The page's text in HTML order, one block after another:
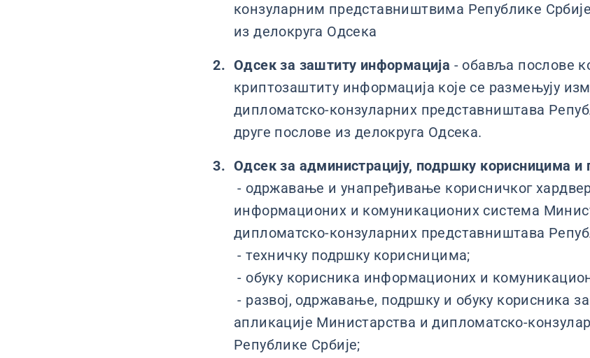
конзуларним представништвима Републике
из делокруга Одсека
Одсек за заштиту информација - обавља послове
криптозаштиту информација које се размењују
дипломатско-конзуларних представништава
друге послове из делокруга Одсека.
Одсек за администрацију, подршку корисницима и
- одржавање и унапређивање корисничког
информационих и комуникационих система
дипломатско-конзуларних представништава
- техничку подршку корисницима;
- обуку корисника информационих и
- развој, одржавање, подршку и обуку корисника
апликације Министарства и дипломатско-
Републике Србије;